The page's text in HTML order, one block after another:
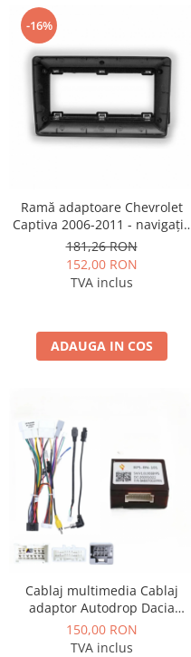
-16%
Ramă adaptoare Chevrolet
Captiva 2006-2011 - navigație
Android 9″, montaj dedicat
181,26 RON
152,00 RON
TVA inclus
ADAUGA IN COS
Cablaj multimedia Cablaj
adaptor Autodrop Dacia
Duster (2015-2017) pentru
Navigații multimedia Android
150,00 RON
TVA inclus